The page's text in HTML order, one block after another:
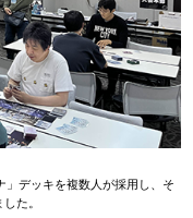
デッキを複数人が採用し、そ
た。